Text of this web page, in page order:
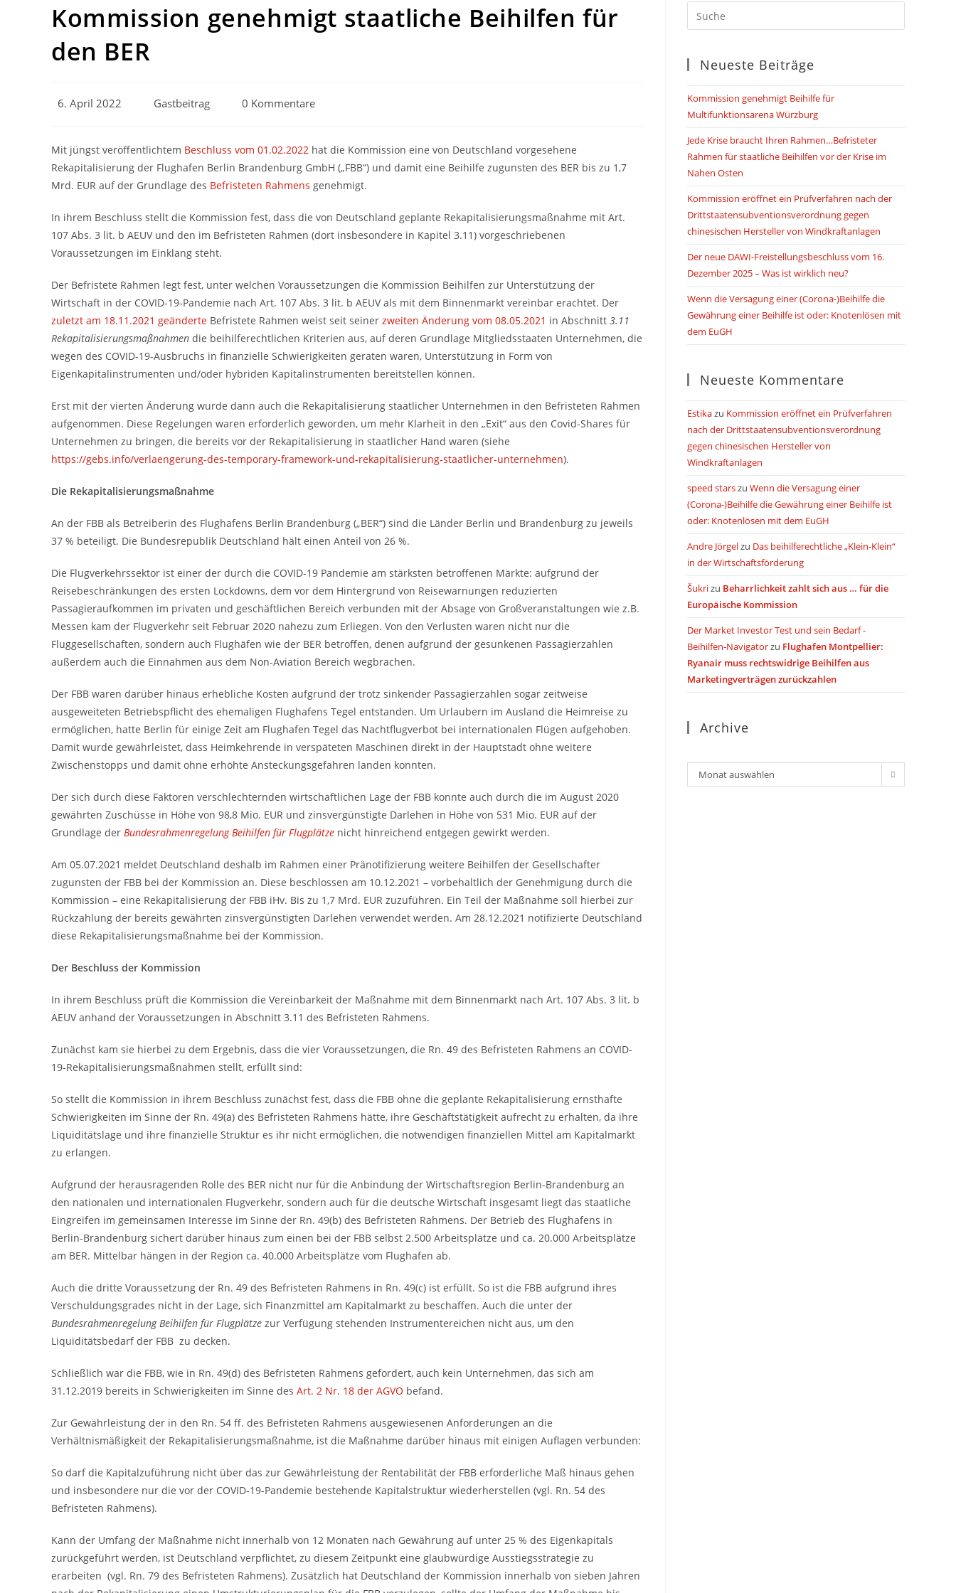
SUCHE
Kommission genehmigt staatliche Beihilfen für
den BER
Beitrag
6. April 2022
Beitrags-
Gastbeitrag
Beitrags-
0 Kommentare
Mit jüngst veröffentlichtem Beschluss vom 01.02.2022 hat die Kommission eine von Deutschland vorgesehene
Rekapitalisierung der Flughafen Berlin Brandenburg GmbH („FBB“) und damit eine Beihilfe zugunsten des BER bis zu 1,7
Mrd. EUR auf der Grundlage des Befristeten Rahmens genehmigt.
In ihrem Beschluss stellt die Kommission fest, dass die von Deutschland geplante Rekapitalisierungsmaßnahme mit Art.
107 Abs. 3 lit. b AEUV und den im Befristeten Rahmen (dort insbesondere in Kapitel 3.11) vorgeschriebenen
Voraussetzungen im Einklang steht.
Der Befristete Rahmen legt fest, unter welchen Voraussetzungen die Kommission Beihilfen zur Unterstützung der
Wirtschaft in der COVID-19-Pandemie nach Art. 107 Abs. 3 lit. b AEUV als mit dem Binnenmarkt vereinbar erachtet. Der
zuletzt am 18.11.2021 geänderte Befristete Rahmen weist seit seiner zweiten Änderung vom 08.05.2021 in Abschnitt 3.11
Rekapitalisierungsmaßnahmen die beihilferechtlichen Kriterien aus, auf deren Grundlage Mitgliedsstaaten Unternehmen, die
wegen des COVID-19-Ausbruchs in finanzielle Schwierigkeiten geraten waren, Unterstützung in Form von
Eigenkapitalinstrumenten und/oder hybriden Kapitalinstrumenten bereitstellen können.
Erst mit der vierten Änderung wurde dann auch die Rekapitalisierung staatlicher Unternehmen in den Befristeten Rahmen
aufgenommen. Diese Regelungen waren erforderlich geworden, um mehr Klarheit in den „Exit“ aus den Covid-Shares für
Unternehmen zu bringen, die bereits vor der Rekapitalisierung in staatlicher Hand waren (siehe
https://gebs.info/verlaengerung-des-temporary-framework-und-rekapitalisierung-staatlicher-unternehmen).
Die Rekapitalisierungsmaßnahme
An der FBB als Betreiberin des Flughafens Berlin Brandenburg („BER“) sind die Länder Berlin und Brandenburg zu jeweils
37 % beteiligt. Die Bundesrepublik Deutschland hält einen Anteil von 26 %.
Die Flugverkehrssektor ist einer der durch die COVID-19 Pandemie am stärksten betroffenen Märkte: aufgrund der
Reisebeschränkungen des ersten Lockdowns, dem vor dem Hintergrund von Reisewarnungen reduzierten
Passagieraufkommen im privaten und geschäftlichen Bereich verbunden mit der Absage von Großveranstaltungen wie z.B.
Messen kam der Flugverkehr seit Februar 2020 nahezu zum Erliegen. Von den Verlusten waren nicht nur die
Fluggesellschaften, sondern auch Flughäfen wie der BER betroffen, denen aufgrund der gesunkenen Passagierzahlen
außerdem auch die Einnahmen aus dem Non-Aviation Bereich wegbrachen.
Der FBB waren darüber hinaus erhebliche Kosten aufgrund der trotz sinkender Passagierzahlen sogar zeitweise
ausgeweiteten Betriebspflicht des ehemaligen Flughafens Tegel entstanden. Um Urlaubern im Ausland die Heimreise zu
ermöglichen, hatte Berlin für einige Zeit am Flughafen Tegel das Nachtflugverbot bei internationalen Flügen aufgehoben.
Damit wurde gewährleistet, dass Heimkehrende in verspäteten Maschinen direkt in der Hauptstadt ohne weitere
Zwischenstopps und damit ohne erhöhte Ansteckungsgefahren landen konnten.
Der sich durch diese Faktoren verschlechternden wirtschaftlichen Lage der FBB konnte auch durch die im August 2020
gewährten Zuschüsse in Höhe von 98,8 Mio. EUR und zinsvergünstigte Darlehen in Höhe von 531 Mio. EUR auf der
Grundlage der Bundesrahmenregelung Beihilfen für Flugplätze nicht hinreichend entgegen gewirkt werden.
Am 05.07.2021 meldet Deutschland deshalb im Rahmen einer Pränotifizierung weitere Beihilfen der Gesellschafter
zugunsten der FBB bei der Kommission an. Diese beschlossen am 10.12.2021 – vorbehaltlich der Genehmigung durch die
Kommission – eine Rekapitalisierung der FBB iHv. Bis zu 1,7 Mrd. EUR zuzuführen. Ein Teil der Maßnahme soll hierbei zur
Rückzahlung der bereits gewährten zinsvergünstigten Darlehen verwendet werden. Am 28.12.2021 notifizierte Deutschland
diese Rekapitalisierungsmaßnahme bei der Kommission.
Der Beschluss der Kommission
In ihrem Beschluss prüft die Kommission die Vereinbarkeit der Maßnahme mit dem Binnenmarkt nach Art. 107 Abs. 3 lit. b
AEUV anhand der Voraussetzungen in Abschnitt 3.11 des Befristeten Rahmens.
Zunächst kam sie hierbei zu dem Ergebnis, dass die vier Voraussetzungen, die Rn. 49 des Befristeten Rahmens an COVID-
19-Rekapitalisierungsmaßnahmen stellt, erfüllt sind:
So stellt die Kommission in ihrem Beschluss zunächst fest, dass die FBB ohne die geplante Rekapitalisierung ernsthafte
Schwierigkeiten im Sinne der Rn. 49(a) des Befristeten Rahmens hätte, ihre Geschäftstätigkeit aufrecht zu erhalten, da ihre
Liquiditätslage und ihre finanzielle Struktur es ihr nicht ermöglichen, die notwendigen finanziellen Mittel am Kapitalmarkt
zu erlangen.
Aufgrund der herausragenden Rolle des BER nicht nur für die Anbindung der Wirtschaftsregion Berlin-Brandenburg an
den nationalen und internationalen Flugverkehr, sondern auch für die deutsche Wirtschaft insgesamt liegt das staatliche
Eingreifen im gemeinsamen Interesse im Sinne der Rn. 49(b) des Befristeten Rahmens. Der Betrieb des Flughafens in
Berlin-Brandenburg sichert darüber hinaus zum einen bei der FBB selbst 2.500 Arbeitsplätze und ca. 20.000 Arbeitsplätze
am BER. Mittelbar hängen in der Region ca. 40.000 Arbeitsplätze vom Flughafen ab.
Auch die dritte Voraussetzung der Rn. 49 des Befristeten Rahmens in Rn. 49(c) ist erfüllt. So ist die FBB aufgrund ihres
Verschuldungsgrades nicht in der Lage, sich Finanzmittel am Kapitalmarkt zu beschaffen. Auch die unter der
Bundesrahmenregelung Beihilfen für Flugplätze zur Verfügung stehenden Instrumentereichen nicht aus, um den
Liquiditätsbedarf der FBB zu decken.
Schließlich war die FBB, wie in Rn. 49(d) des Befristeten Rahmens gefordert, auch kein Unternehmen, das sich am
31.12.2019 bereits in Schwierigkeiten im Sinne des Art. 2 Nr. 18 der AGVO befand.
Zur Gewährleistung der in den Rn. 54 ff. des Befristeten Rahmens ausgewiesenen Anforderungen an die
Verhältnismäßigkeit der Rekapitalisierungsmaßnahme, ist die Maßnahme darüber hinaus mit einigen Auflagen verbunden:
So darf die Kapitalzuführung nicht über das zur Gewährleistung der Rentabilität der FBB erforderliche Maß hinaus gehen
und insbesondere nur die vor der COVID-19-Pandemie bestehende Kapitalstruktur wiederherstellen (vgl. Rn. 54 des
Befristeten Rahmens).
Kann der Umfang der Maßnahme nicht innerhalb von 12 Monaten nach Gewährung auf unter 25 % des Eigenkapitals
zurückgeführt werden, ist Deutschland verpflichtet, zu diesem Zeitpunkt eine glaubwürdige Ausstiegsstrategie zu
erarbeiten (vgl. Rn. 79 des Befristeten Rahmens). Zusätzlich hat Deutschland der Kommission innerhalb von sieben Jahren
Neueste Beiträge
Kommission genehmigt Beihilfe für
Multifunktionsarena Würzburg
Jede Krise braucht Ihren Rahmen…Befristeter
Rahmen für staatliche Beihilfen vor der Krise im
Nahen Osten
Kommission eröffnet ein Prüfverfahren nach der
Drittstaatensubventionsverordnung gegen
chinesischen Hersteller von Windkraftanlagen
Der neue DAWI-Freistellungsbeschluss vom 16.
Dezember 2025 – Was ist wirklich neu?
Wenn die Versagung einer (Corona-)Beihilfe die
Gewährung einer Beihilfe ist oder: Knotenlösen mit
dem EuGH
Neueste Kommentare
Estikazu Kommission eröffnet ein Prüfverfahren
nach der Drittstaatensubventionsverordnung
gegen chinesischen Hersteller von
Windkraftanlagen
speed starszu Wenn die Versagung einer
(Corona-)Beihilfe die Gewährung einer Beihilfe ist
oder: Knotenlösen mit dem EuGH
Andre Jörgelzu Das beihilferechtliche „Klein-Klein“
in der Wirtschaftsförderung
Šukrizu Beharrlichkeit zahlt sich aus … für die
Europäische Kommission
Der Market Investor Test und sein Bedarf -
Beihilfen-Navigatorzu Flughafen Montpellier:
Ryanair muss rechtswidrige Beihilfen aus
Marketingverträgen zurückzahlen
Archive
Archiv
Monat auswählen